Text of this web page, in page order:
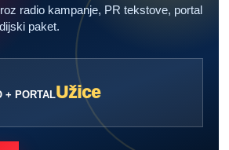
radio kampanje, PR tekstove, portal
paket.
+ PORTALUžice